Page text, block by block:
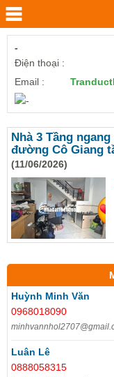
-
Điện thoại :
Email :
Nhà 3 Tầng
đường Cô Giang
(11/06/2026)
Huỳnh Minh Văn
0968018090
Luân Lê
0888058315